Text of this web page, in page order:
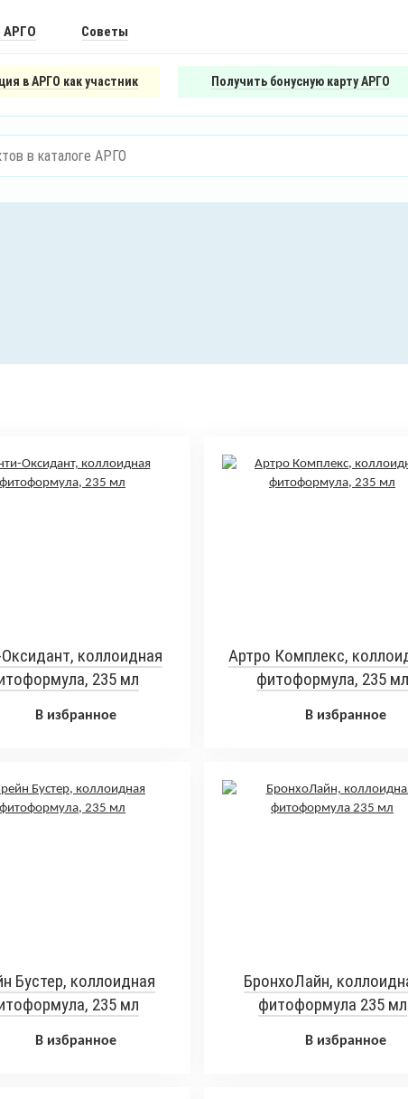
АРГО Советы
в АРГО как участник Получить бонусную карту АРГО
коллоидная
235 мл
В избранное
Артро Комплекс,
фитоформула, 235 мл
В избранное
Бустер, коллоидная
235 мл
В избранное
БронхоЛайн,
фитоформула 235 мл
В избранное